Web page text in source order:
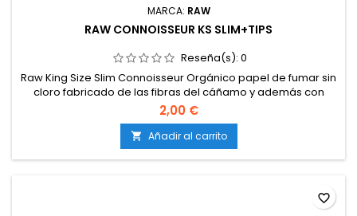
MARCA: RAW
RAW CONNOISSEUR KS SLIM+TIPS
Reseña(s): 0
Raw King Size Slim Connoisseur Orgánico papel de fumar sin
cloro fabricado de las fibras del cáñamo y además con
filtros de cartón incluidos en el papel.
2,00 €
 Añadir al carrito
favorite_border